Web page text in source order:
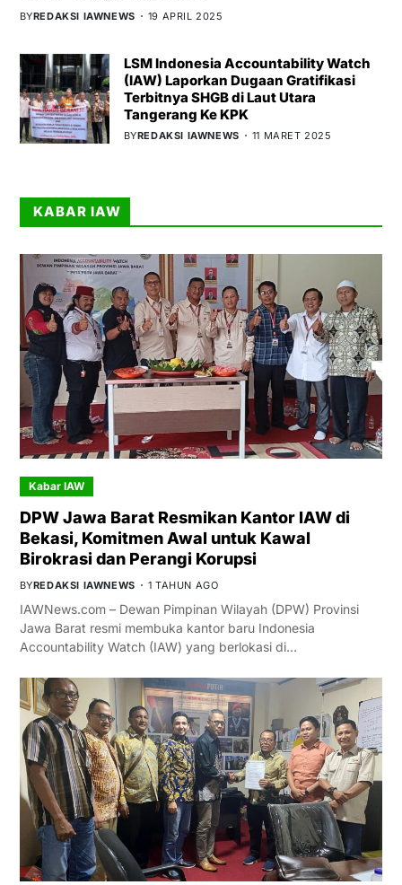
BYREDAKSI IAWNEWS 19 APRIL 2025
LSM Indonesia Accountability Watch
(IAW) Laporkan Dugaan Gratifikasi
Terbitnya SHGB di Laut Utara
Tangerang Ke KPK
BYREDAKSI IAWNEWS 11 MARET 2025
KABAR IAW
Kabar IAW
DPW Jawa Barat Resmikan Kantor IAW di
Bekasi, Komitmen Awal untuk Kawal
Birokrasi dan Perangi Korupsi
BYREDAKSI IAWNEWS 1 TAHUN AGO
IAWNews.com – Dewan Pimpinan Wilayah (DPW) Provinsi
Jawa Barat resmi membuka kantor baru Indonesia
Accountability Watch (IAW) yang berlokasi di…